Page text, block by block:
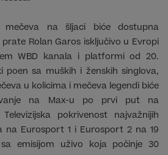
mečeva na šljaci biće dostupna
Rolan Garos isključivo u Evropi
WBD kanala i platformi od 20.
poen sa muških i ženskih singlova,
u kolicima i mečeva legendi biće
na Max-u po prvi put na
pokrivenost najvažnijih
na Eurosport 1 i Eurosport 2 na 19
emisijom uživo koja počinje 30